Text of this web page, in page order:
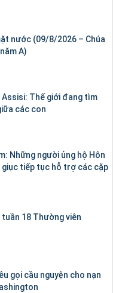
nước (09/8/2026 – Chúa
A)
Thế giới đang tìm
các con
Những người ủng hộ Hôn
giục tiếp tục hỗ trợ các cặp
18 Thường viên
gọi cầu nguyện cho nạn